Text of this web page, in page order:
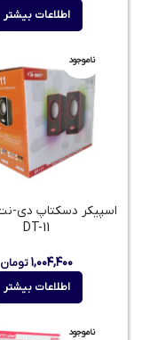
اطلاعات بیشتر
ناموجود
DT-11
۱,۰۰۴,۴۰۰تومان
اطلاعات بیشتر
ناموجود